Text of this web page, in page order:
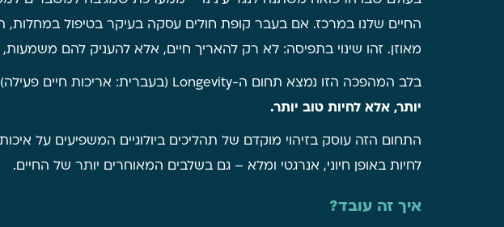
החיים שלנו במרכז. אם בעבר קופת חולים עסקה בעיקר בטיפול במחלות,
מאוזן. זהו שינוי בתפיסה: לא רק להאריך חיים, אלא להעניק להם משמעות,
בלב המהפכה הזו נמצא תחום ה-Longevity (בעברית: אריכות חיים פעילה) – ענף רפואי חדשני שמחפש תשובה לשאלה: איך אפשר להזדקן אחרת –
יותר, אלא לחיות טוב יותר.
התחום הזה עוסק בזיהוי מוקדם של תהליכים ביולוגיים המשפיעים על
לחיות באופן חיוני, אנרגטי ומלא – גם בשלבים המאוחרים יותר של החיים.
איך זה עובד?